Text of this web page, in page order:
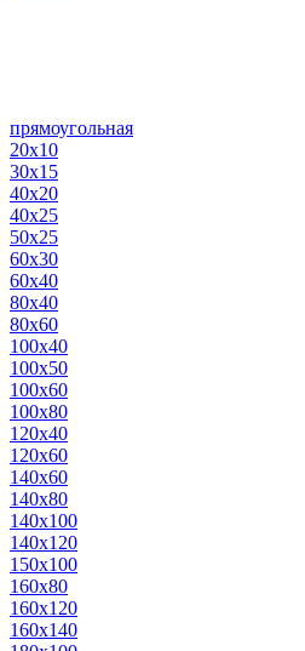
прямоугольная
20х10
30х15
40х20
40х25
50х25
60х30
60х40
80х40
80х60
100х40
100х50
100х60
100х80
120х40
120х60
140х60
140х80
140х100
140х120
150х100
160х80
160х120
160х140